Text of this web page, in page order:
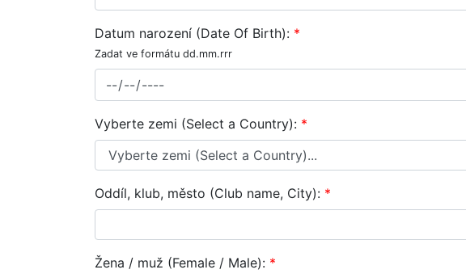
Datum narození (Date Of Birth): *
Zadat ve formátu dd.mm.rrr
Vyberte zemi (Select a Country): *
Oddíl, klub, město (Club name, City): *
Žena / muž (Female / Male): *